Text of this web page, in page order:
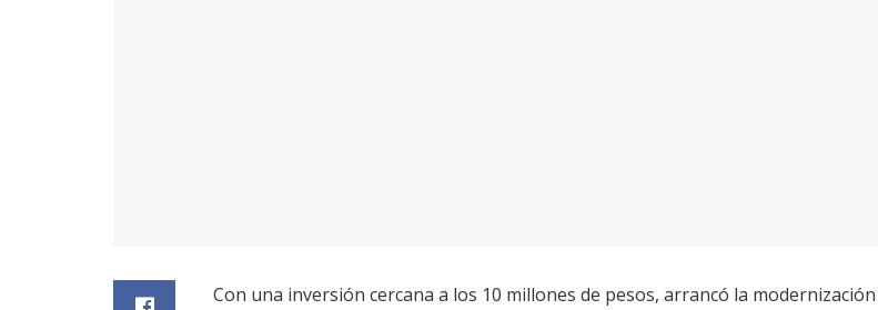
Con una inversión cercana a los 10 millones de pesos, arrancó la